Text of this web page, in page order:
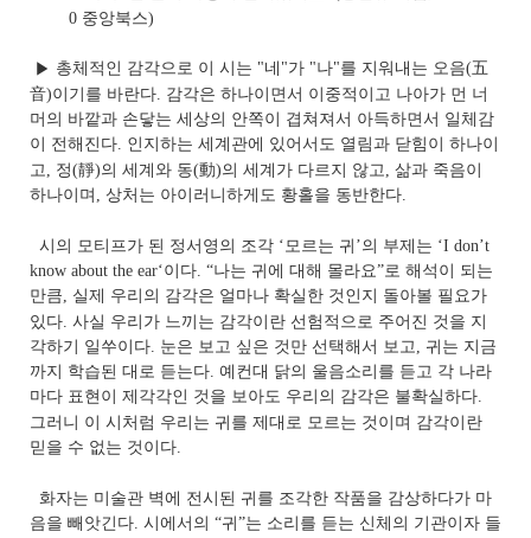
0 중앙북스)
▶ 총체적인 감각으로 이 시는 "네"가 "나"를 지워내는 오음(五
音)이기를 바란다. 감각은 하나이면서 이중적이고 나아가 먼 너
머의 바깥과 손닿는 세상의 안쪽이 겹쳐져서 아득하면서 일체감
이 전해진다. 인지하는 세계관에 있어서도 열림과 닫힘이 하나이
고, 정(靜)의 세계와 동(動)의 세계가 다르지 않고, 삶과 죽음이
하나이며 , 상처는 아이러니하게도 황홀을 동반한다.
시의 모티프가 된 정서영의 조각 ‘ 모르는 귀 ’의 부제는 ‘I don’t
know about the ear‘이다. “나는 귀에 대해 몰라요”로 해석이 되는
만큼, 실제 우리의 감각은 얼마나 확실한 것인지 돌아볼 필요가
있다 사실 우리가 느끼는 감각이란 선험적으로 주어진 것을 지
각하기 일쑤이다. 눈은 보고 싶은 것만 선택해서 보고, 귀는 지금
까지 학습된 대로 듣는다. 예컨대 닭의 울음소리를 듣고 각 나라
마다 표현이 제각각인 것을 보아도 우리의 감각은 불확실하다.
그러니 이 시처럼 우리는 귀를 제대로 모르는 것이며 감각이란
믿을 수 없는 것이다.
화자는 미술관 벽에 전시된 귀를 조각한 작품을 감상하다가 마
음을 빼앗긴다. 시에서의 “귀 ”는 소리를 듣는 신체의 기관이자 들